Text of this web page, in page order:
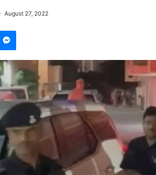
August 27, 2022
Messenger